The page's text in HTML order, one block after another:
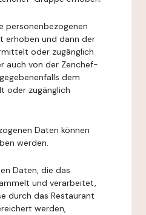
personenbezogenen
erhoben und dann der
oder zugänglich
auch von der Zenchef-
dem
oder zugänglich
Daten können
werden.
Daten, die das
und verarbeitet,
durch das Restaurant
werden,